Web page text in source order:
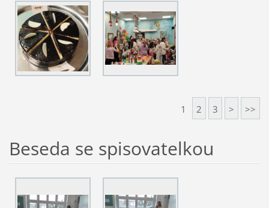
1 2 3 > >>
Beseda se spisovatelkou